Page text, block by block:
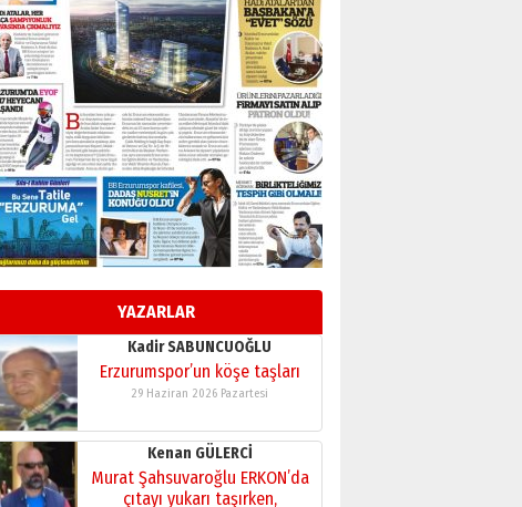
YAZARLAR
28 Temmuz 2026 Salı
Ahmet Gökhan YAZICI
Ahmed Yesevi’den bir
Alperen… ”Reisimiz” idi…
Hakka yürüdü.!
26 Mart 2026 Perşembe
Cem Bakırcı
Ardında bıraktığı hatıralarıyla
gönül adamı Faruk Terzioğlu!
13 Mayıs 2026 Çarşamba
Esat BİNDESEN
Başkan Sekmen’den Erzurum’a
bir vizyon proje daha!
02 Ağustos 2026 Pazar
Kadir SABUNCUOĞLU
Erzurumspor’un köşe taşları
29 Haziran 2026 Pazartesi
Kenan GÜLERCİ
Murat Şahsuvaroğlu ERKON’da
çıtayı yukarı taşırken,